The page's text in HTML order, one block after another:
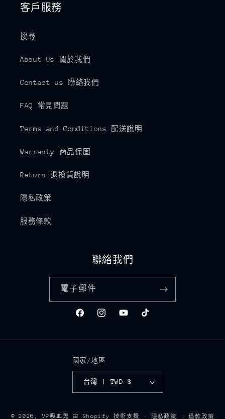
客戶服務
搜尋
About Us 關於我們
Contact us 聯絡我們
FAQ 常見問題
Terms and Conditions 配送說明
Warranty 商品保固
Return 退換貨說明
隱私政策
服務條款
聯絡我們
電子郵件
FacebookInstagramYouTubeTikTok
國家/地區
台灣 | TWD $
© 2026,VP吸血鬼 由 Shopify 技術支援 隱私政策 退款政策